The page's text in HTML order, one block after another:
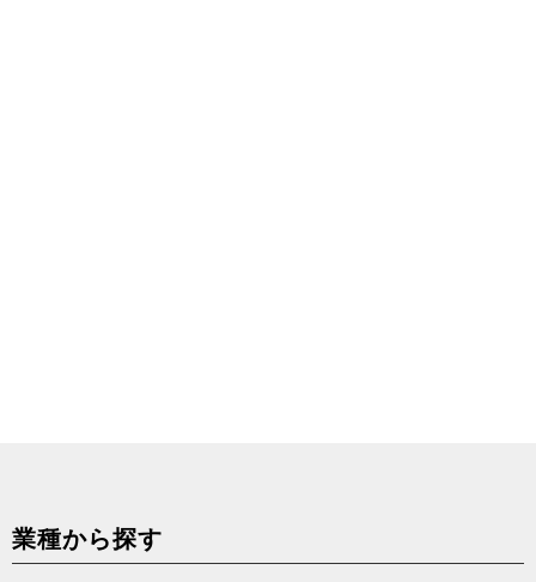
業種から探す